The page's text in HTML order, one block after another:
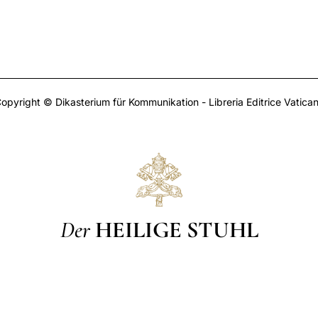
© Dikasterium für Kommunikation - Libreria Editrice
Der HEILIGE STUHL